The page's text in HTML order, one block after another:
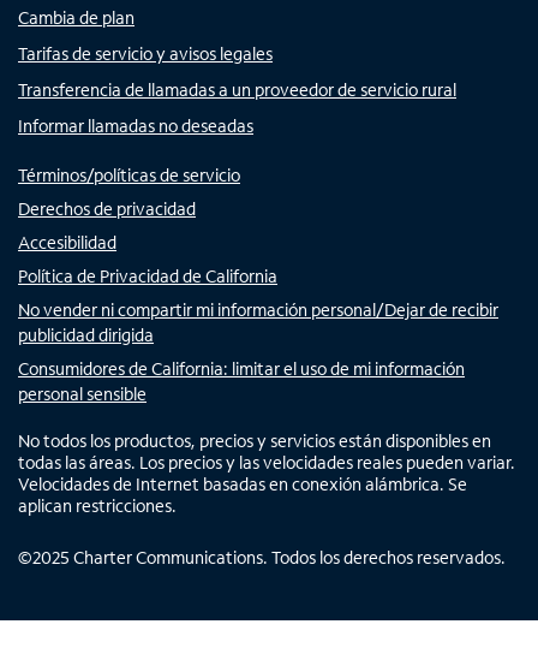
Cambia de plan
Tarifas de servicio y avisos legales
Transferencia de llamadas a un proveedor de servicio rural
Informar llamadas no deseadas
Términos/políticas de servicio
Derechos de privacidad
Accesibilidad
Política de Privacidad de California
No vender ni compartir mi información personal/Dejar de recibir
publicidad dirigida
Consumidores de California: limitar el uso de mi información
personal sensible
No todos los productos, precios y servicios están disponibles en
todas las áreas. Los precios y las velocidades reales pueden variar.
Velocidades de Internet basadas en conexión alámbrica. Se
aplican restricciones.
©2025 Charter Communications. Todos los derechos reservados.